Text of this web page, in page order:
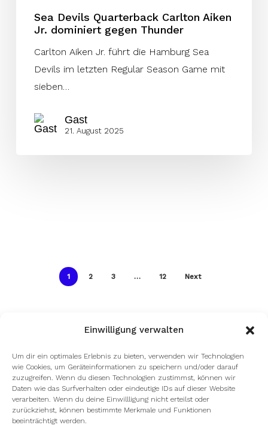
Einwilligung verwalten
Um dir ein optimales Erlebnis zu bieten, verwenden wir Technologien
wie Cookies, um Geräteinformationen zu speichern und/oder darauf
zuzugreifen. Wenn du diesen Technologien zustimmst, können wir
Daten wie das Surfverhalten oder eindeutige IDs auf dieser Website
verarbeiten. Wenn du deine Einwillligung nicht erteilst oder
zurückziehst, können bestimmte Merkmale und Funktionen
beeinträchtigt werden.
Sea Devils Quarterback Carlton Aiken
Jr. dominiert gegen Thunder
Carlton Aiken Jr. führt die Hamburg Sea
Devils im letzten Regular Season Game mit
sieben…
Gast
21. August 2025
1 2 3 … 12 Next
facebook youtube